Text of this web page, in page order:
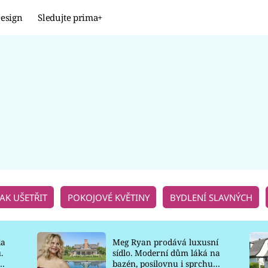
Sledujte prima+
UŠETŘIT POKOJOVÉ KVĚTINY BYDLENÍ SLAVNÝCH
Meg Ryan prodává luxusní
sídlo. Moderní dům láká na
bazén, posilovnu i sprchu